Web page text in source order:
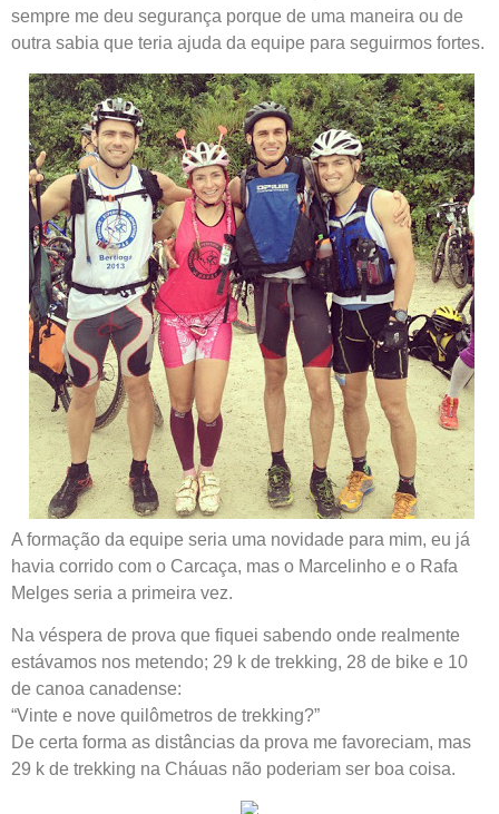
sempre me deu segurança porque de uma maneira ou de
outra sabia que teria ajuda da equipe para seguirmos fortes.
A formação da equipe seria uma novidade para mim, eu já
havia corrido com o Carcaça, mas o Marcelinho e o Rafa
Melges seria a primeira vez.
Na véspera de prova que fiquei sabendo onde realmente
estávamos nos metendo; 29 k de trekking, 28 de bike e 10
de canoa canadense:
“Vinte e nove quilômetros de trekking?”
De certa forma as distâncias da prova me favoreciam, mas
29 k de trekking na Cháuas não poderiam ser boa coisa.